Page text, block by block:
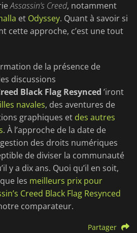
Assassin’s Creed, notamment
et Odyssey. Quant à savoir si
cette approche, c’est une tout
de la présence de
discussions
Black Flag Resynced ’iront
navales, des aventures de
graphiques et des autres
. À l’approche de la date de
des droits numériques
de diviser la communauté
y a dix ans. Quoi qu’il en soit,
les meilleurs prix pour
Creed Black Flag Resynced
comparateur.
Partager